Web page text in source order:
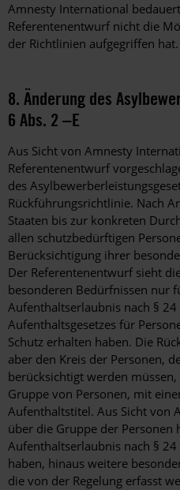
Amnesty International
Referentenentwurf nicht die
der Richtlinien aufgegriffen hat.
8. Änderung des
6 Abs. 2 –E
Aus Sicht von Amnesty
Referentenentwurf
des
Rückführungsrichtlinie. Nach
Staaten bis zur konkreten
allen schutzbedürftigen
Berücksichtigung ihrer
Der Referentenentwurf sieht
besonderen Bedürfnissen nur
Aufenthaltserlaubnis nach § 24
Aufenthaltsgesetzes für
Schutz erhalten haben. Die
aber den Kreis der Personen,
berücksichtigt werden
Gruppe von Personen, mit
Aufenthaltstitel. Aus Sicht von
über die Gruppe der Personen
Aufenthaltserlaubnis nach §
haben, hinaus weitere
die von der Regelung erfasst